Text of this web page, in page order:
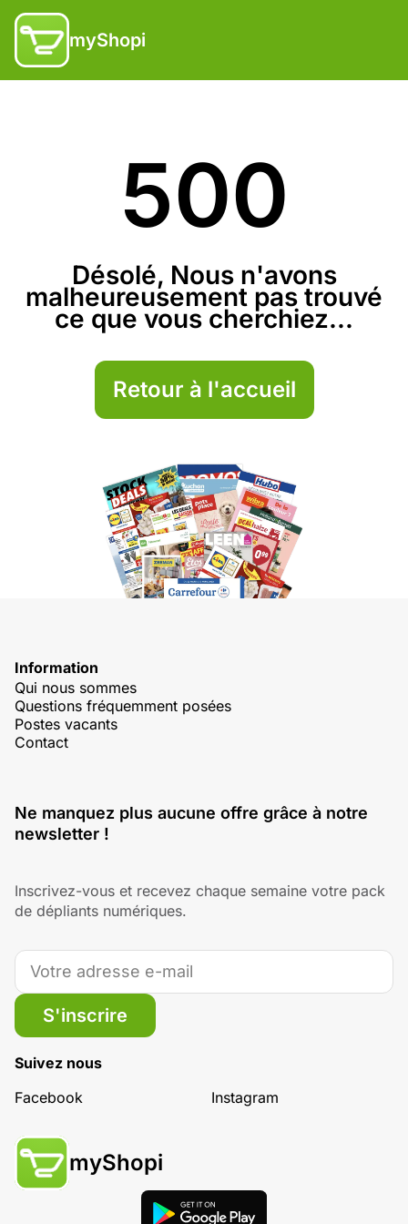
myShopi
500
Désolé, Nous n'avons
malheureusement pas trouvé
ce que vous cherchiez...
Retour à l'accueil
Information
Qui nous sommes
Questions fréquemment posées
Postes vacants
Contact
Ne manquez plus aucune offre grâce à notre
newsletter !
Inscrivez-vous et recevez chaque semaine votre pack
de dépliants numériques.
S'inscrire
Suivez nous
Facebook
Instagram
myShopi